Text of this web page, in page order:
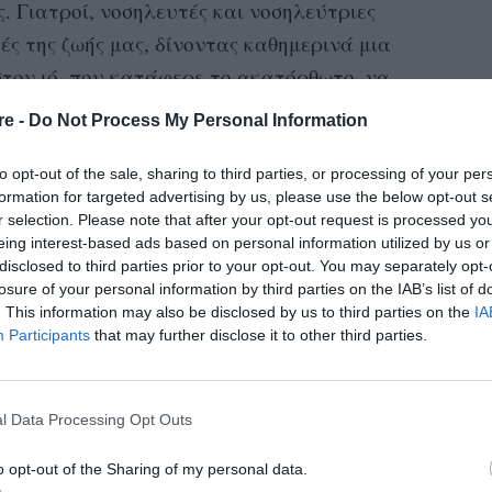
- Do Not Process My Personal Information
opt-out of the sale, sharing to third parties, or processing of your
for targeted advertising by us, please use the below opt-out
selection. Please note that after your opt-out request is processed
interest-based ads based on personal information utilized by us
to third parties prior to your opt-out. You may separately
of your personal information by third parties on the IAB’s list of
This information may also be disclosed by us to third parties on the
Participants that may further disclose it to other third parties.
Data Processing Opt Outs
opt-out of the Sharing of my personal data.
νοσηλευτές και νοσηλεύτριες
της ζωής μας, δίνοντας καθημερινά μια
ιό, που κατάφερε το ακατόρθωτο, να
Αυτοί οι ήρωες είναι εκείνοι δεν
συνεχόμενες εφημερίες, δίνουν τη ψυχή
που φτάνει στις πόρτες των ειδικά
ελπίδα για το καλύτερο.
Ερρίκος Ντυνάν Hospital Center, που
του Εθνικού Συστήματος Υγείας,
κλίνες ΜΕΘ, καθώς και 53 κλίνες νοσηλείας
6 ουορόφου. Και τα δύο τμήματα είναι
με απόλυτη ασφάλεια ύποπτα ή/
19. Με αυτή την κίνησή του το